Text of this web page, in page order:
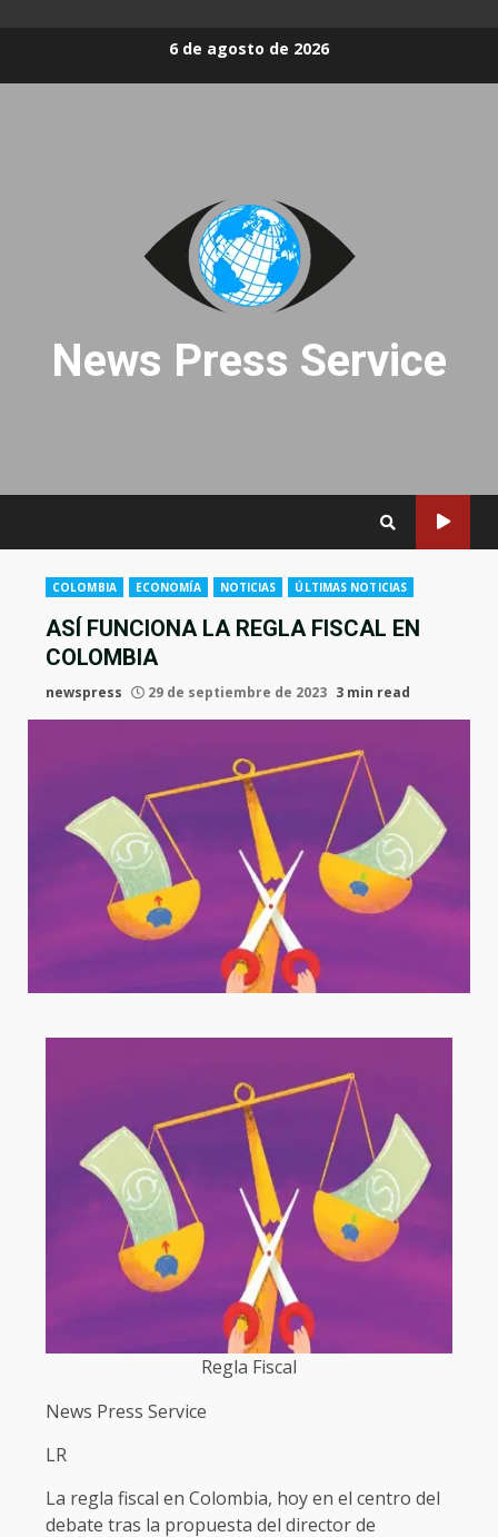
6 de agosto de 2026
News Press Service
COLOMBIA ECONOMÍA NOTICIAS ÚLTIMAS NOTICIAS
ASÍ FUNCIONA LA REGLA FISCAL EN
COLOMBIA
newspress 29 de septiembre de 2023 3 min read
Regla Fiscal
News Press Service
LR
La regla fiscal en Colombia, hoy en el centro del
debate tras la propuesta del director de